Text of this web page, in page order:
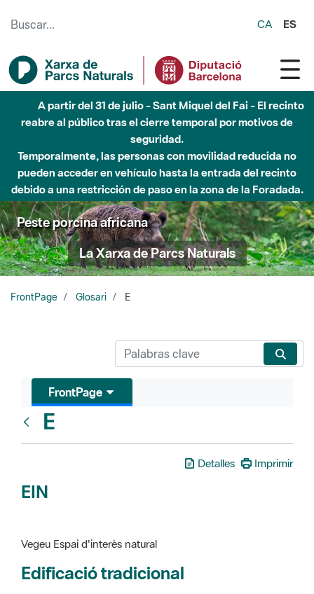
CA ES
A partir del 31 de julio - Sant Miquel del Fai - El recinto
reabre al público tras el cierre temporal por motivos de
seguridad.
Temporalmente, las personas con movilidad reducida no
pueden acceder en vehículo hasta la entrada del recinto
debido a una restricción de paso en la zona de la Foradada.
Peste porcina africana
La Xarxa de Parcs Naturals
FrontPage Glosari E
FrontPage
E
Detalles Imprimir
EIN
Vegeu Espai d'interès natural
Edificació tradicional